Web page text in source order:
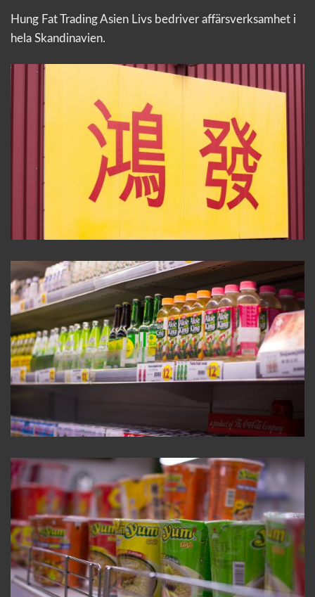
Hung Fat Trading Asien Livs bedriver affärsverksamhet i
hela Skandinavien.